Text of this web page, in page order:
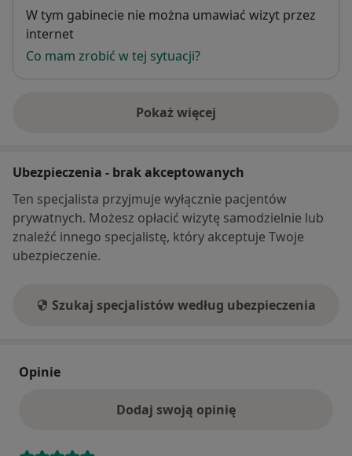
Dostępność
W tym gabinecie nie można umawiać wizyt przez
internet
Co mam zrobić w tej sytuacji?
Pokaż więcej
o adresie
Ubezpieczenia - brak akceptowanych
Ten specjalista przyjmuje wyłącznie pacjentów
prywatnych. Możesz opłacić wizytę samodzielnie lub
znaleźć innego specjalistę, który akceptuje Twoje
ubezpieczenie.
Szukaj specjalistów według ubezpieczenia
Opinie
Dodaj swoją opinię